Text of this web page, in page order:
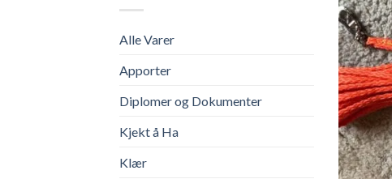
Alle Varer
Apporter
Diplomer og Dokumenter
Kjekt å Ha
Klær